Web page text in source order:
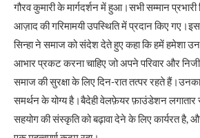
गौरव कुमारी के मार्गदर्शन में हुआ।सभी सम्मान
आज़ाद की गरिमामयी उपस्थिति में प्रदान किए
सिन्हा ने समाज को संदेश देते हुए कहा कि हमें हमेशा उन
आभार प्रकट करना चाहिए जो अपने परिवार और निजी
समाज की सुरक्षा के लिए दिन-रात तत्पर रहते
समर्थन के योग्य है।बैदेही वेलफ़ेयर फ़ाउंडेशन लगातार
सहयोग की संस्कृति को बढ़ावा देने के लिए कार्यरत है,